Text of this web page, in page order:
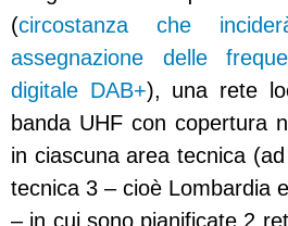
(circostanza che
assegnazione delle
digitale DAB+), una rete
banda UHF con copertura
in ciascuna area tecnica (ad
tecnica 3 – cioè Lombardia
– in cui sono pianificate 2